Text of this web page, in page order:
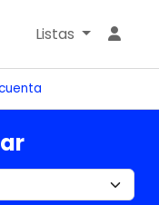
Listas